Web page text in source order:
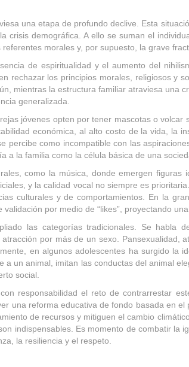
una etapa de profundo declive. Esta
crisis demográfica. A ello se suman el
morales y, por supuesto, la grave
de espiritualidad y el aumento del
rechazar los principios morales, religiosos y
mientras la estructura familiar atraviesa una
generalizada.
jóvenes opten por tener mascotas o
económica, al alto costo de la vida, la
percibe como incompatible con las
a la familia como la célula básica de una
como la música, donde emergen
y la calidad vocal no siempre es
culturales y de comportamientos. En la
por medio de “likes”, proyectando
las categorías tradicionales. Se habla
por más de un sexo.
en algunos adolescentes ha surgido la
un animal, imitan las conductas del animal
social.
responsabilidad el reto de contrarrestar
una reforma educativa de fondo basada en
de recursos y mitiguen el cambio
indispensables. Es momento de combatir
la resiliencia y el respeto.